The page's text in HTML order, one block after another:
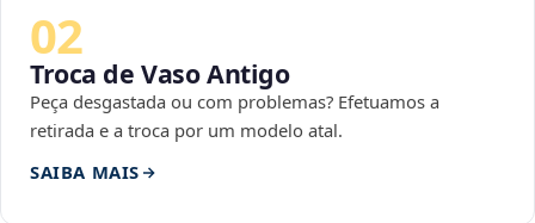
02
Troca de Vaso Antigo
Peça desgastada ou com problemas? Efetuamos a
retirada e a troca por um modelo atal.
SAIBA MAIS